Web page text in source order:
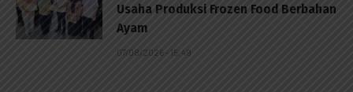
Usaha Produksi Frozen Food Berbahan
Ayam
07/08/2026 - 15:49